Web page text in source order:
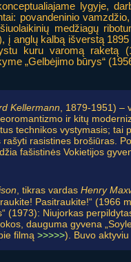
lygyje,
povandeninio
medžiagų
į anglų kalbą išverstą
kuru varomą raketą
„Gelbėjimo būrys“
Kellermann , 1879-1951) –
ir kitų
technikos vystymasis;
rasistines brošiūras.
fašistinės Vokietijos
, tikras vardas Henry
Pasitraukite!“
(1973): Niujorkas
dauguma gyvena
filmą >>>>>). Buvo